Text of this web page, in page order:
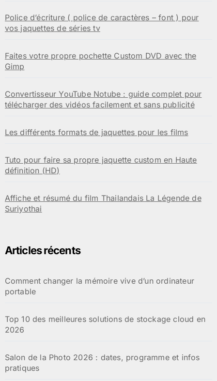
Police d’écriture ( police de caractères – font ) pour
vos jaquettes de séries tv
Faites votre propre pochette Custom DVD avec the
Gimp
Convertisseur YouTube Notube : guide complet pour
télécharger des vidéos facilement et sans publicité
Les différents formats de jaquettes pour les films
Tuto pour faire sa propre jaquette custom en Haute
définition (HD)
Affiche et résumé du film Thailandais La Légende de
Suriyothai
Articles récents
Comment changer la mémoire vive d’un ordinateur
portable
Top 10 des meilleures solutions de stockage cloud en
2026
Salon de la Photo 2026 : dates, programme et infos
pratiques